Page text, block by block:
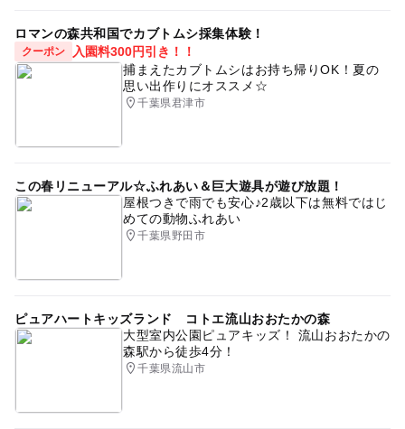
ロマンの森共和国でカブトムシ採集体験！
クーポン
入園料300円引き！！
捕まえたカブトムシはお持ち帰りOK！夏の
思い出作りにオススメ☆
千葉県君津市
この春リニューアル☆ふれあい＆巨大遊具が遊び放題！
屋根つきで雨でも安心♪2歳以下は無料ではじ
めての動物ふれあい
千葉県野田市
ピュアハートキッズランド コトエ流山おおたかの森
大型室内公園ピュアキッズ！ 流山おおたかの
森駅から徒歩4分！
千葉県流山市